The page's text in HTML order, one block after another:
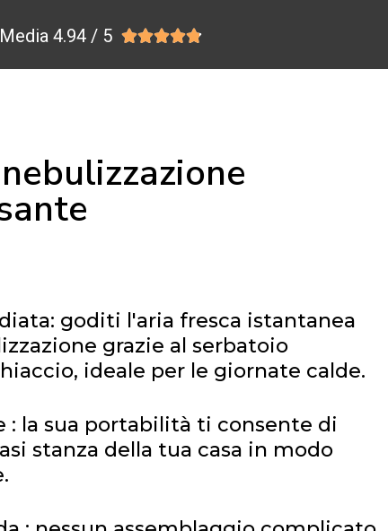
4.94 / 5 
goditi l'aria fresca istantanea
grazie al serbatoio
ideale per le giornate calde.
: la sua portabilità ti consente di
stanza della tua casa in modo